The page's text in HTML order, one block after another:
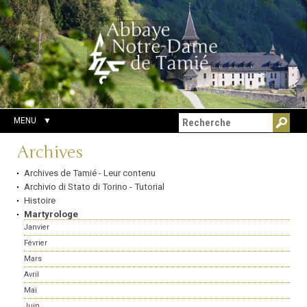
Aller
au
contenu.
|
Aller
à
la
navigation
Outils
personnels
Chercher par
Recherche
avancée…
MENU
Navigation
Archives
Archives de Tamié - Leur contenu
Archivio di Stato di Torino - Tutorial
Histoire
Martyrologe
Janvier
Février
Mars
Avril
Mai